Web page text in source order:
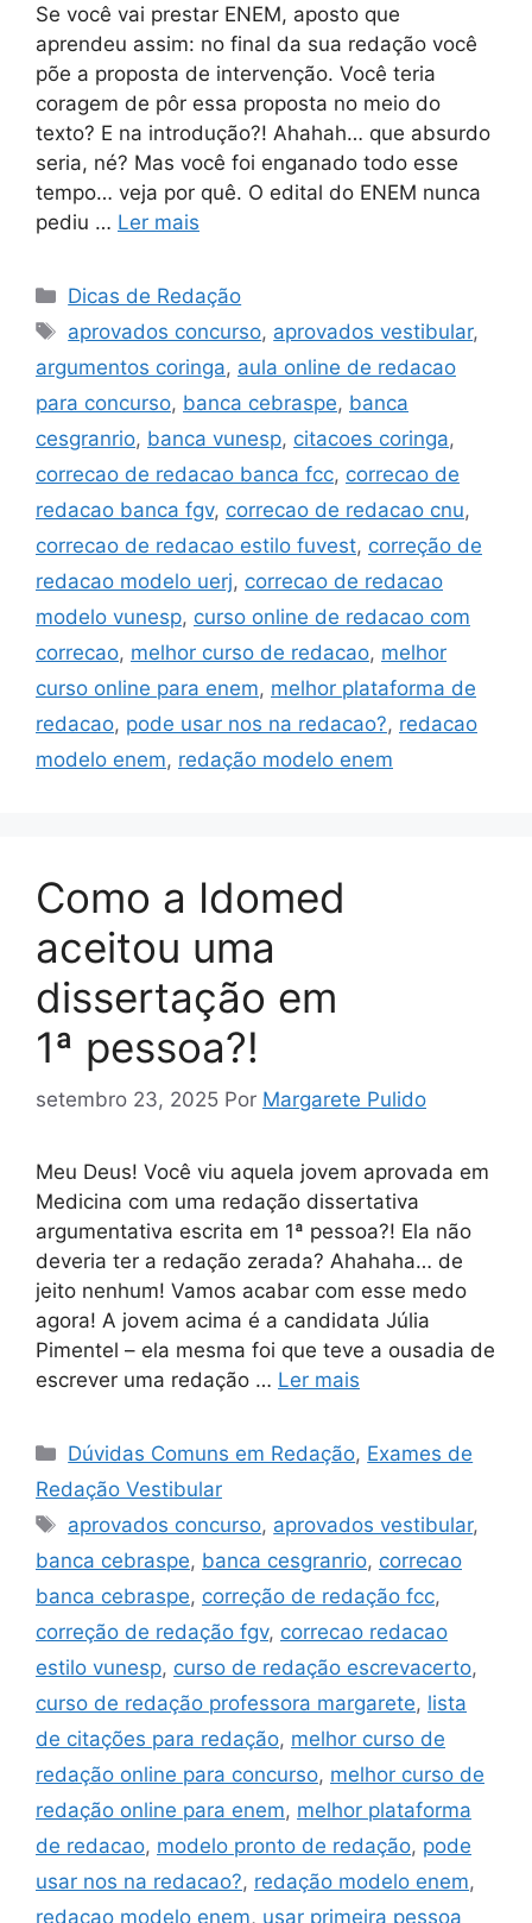
Se você vai prestar ENEM, aposto que
aprendeu assim: no final da sua redação você
põe a proposta de intervenção. Você teria
coragem de pôr essa proposta no meio do
texto? E na introdução?! Ahahah… que absurdo
seria, né? Mas você foi enganado todo esse
tempo… veja por quê. O edital do ENEM nunca
pediu … Ler mais
Categorias
Dicas de Redação
Tags
aprovados concurso, aprovados vestibular,
argumentos coringa, aula online de redacao
para concurso, banca cebraspe, banca
cesgranrio, banca vunesp, citacoes coringa,
correcao de redacao banca fcc, correcao de
redacao banca fgv, correcao de redacao cnu,
correcao de redacao estilo fuvest, correção de
redacao modelo uerj, correcao de redacao
modelo vunesp, curso online de redacao com
correcao, melhor curso de redacao, melhor
curso online para enem, melhor plataforma de
redacao, pode usar nos na redacao?, redacao
modelo enem, redação modelo enem
Como a Idomed
aceitou uma
dissertação em
1ª pessoa?!
setembro 23, 2025 Por Margarete Pulido
Meu Deus! Você viu aquela jovem aprovada em
Medicina com uma redação dissertativa
argumentativa escrita em 1ª pessoa?! Ela não
deveria ter a redação zerada? Ahahaha… de
jeito nenhum! Vamos acabar com esse medo
agora! A jovem acima é a candidata Júlia
Pimentel – ela mesma foi que teve a ousadia de
escrever uma redação … Ler mais
Categorias
Dúvidas Comuns em Redação, Exames de
Redação Vestibular
Tags
aprovados concurso, aprovados vestibular,
banca cebraspe, banca cesgranrio, correcao
banca cebraspe, correção de redação fcc,
correção de redação fgv, correcao redacao
estilo vunesp, curso de redação escrevacerto,
curso de redação professora margarete, lista
de citações para redação, melhor curso de
redação online para concurso, melhor curso de
redação online para enem, melhor plataforma
de redacao, modelo pronto de redação, pode
usar nos na redacao?, redação modelo enem,
redacao modelo enem, usar primeira pessoa